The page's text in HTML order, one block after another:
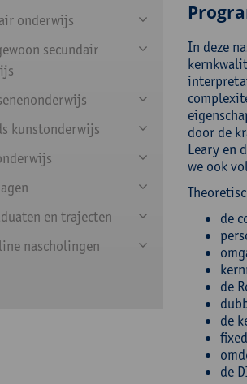
onderwijs
secundair
kunstonderwijs
en trajecten
nascholingen
In deze
door de
Leary en
we ook
de
de
de
de